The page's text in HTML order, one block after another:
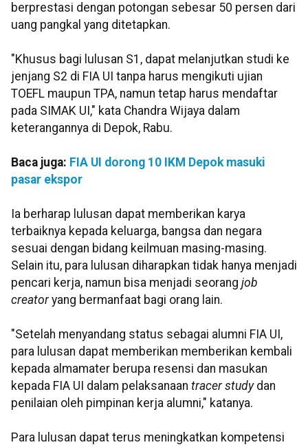
berprestasi dengan potongan sebesar 50 persen dari
uang pangkal yang ditetapkan.
"Khusus bagi lulusan S1, dapat melanjutkan studi ke
jenjang S2 di FIA UI tanpa harus mengikuti ujian
TOEFL maupun TPA, namun tetap harus mendaftar
pada SIMAK UI," kata Chandra Wijaya dalam
keterangannya di Depok, Rabu.
Baca juga: FIA UI dorong 10 IKM Depok masuki
pasar ekspor
Ia berharap lulusan dapat memberikan karya
terbaiknya kepada keluarga, bangsa dan negara
sesuai dengan bidang keilmuan masing-masing.
Selain itu, para lulusan diharapkan tidak hanya menjadi
pencari kerja, namun bisa menjadi seorang job
creatoryang bermanfaat bagi orang lain.
"Setelah menyandang status sebagai alumni FIA UI,
para lulusan dapat memberikan memberikan kembali
kepada almamater berupa resensi dan masukan
kepada FIA UI dalam pelaksanaan tracer studydan
penilaian oleh pimpinan kerja alumni," katanya.
Para lulusan dapat terus meningkatkan kompetensi